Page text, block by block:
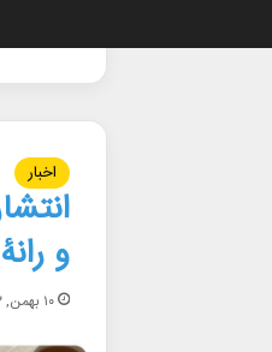
اخبار
و
۱۰ بهمن, ۱۴۰۳